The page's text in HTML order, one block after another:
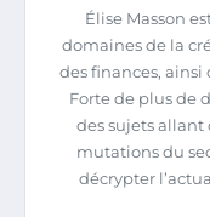
Élise Masson
domaines de la
des finances,
Forte de plus de
des sujets
mutations du
décrypter